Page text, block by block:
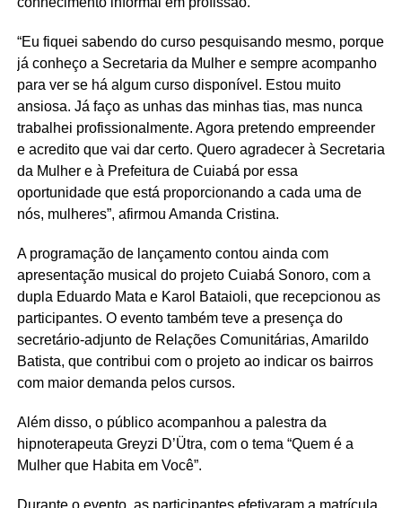
“Eu fiquei sabendo do curso pesquisando mesmo, porque
já conheço a Secretaria da Mulher e sempre acompanho
para ver se há algum curso disponível. Estou muito
ansiosa. Já faço as unhas das minhas tias, mas nunca
trabalhei profissionalmente. Agora pretendo empreender
e acredito que vai dar certo. Quero agradecer à Secretaria
da Mulher e à Prefeitura de Cuiabá por essa
oportunidade que está proporcionando a cada uma de
nós, mulheres”, afirmou Amanda Cristina.
A programação de lançamento contou ainda com
apresentação musical do projeto Cuiabá Sonoro, com a
dupla Eduardo Mata e Karol Bataioli, que recepcionou as
participantes. O evento também teve a presença do
secretário-adjunto de Relações Comunitárias, Amarildo
Batista, que contribui com o projeto ao indicar os bairros
com maior demanda pelos cursos.
Além disso, o público acompanhou a palestra da
hipnoterapeuta Greyzi D’Ütra, com o tema “Quem é a
Mulher que Habita em Você”.